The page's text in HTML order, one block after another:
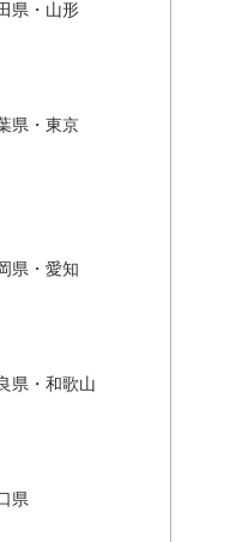
県・山形
県・東京
県・愛知
県・和歌山
県